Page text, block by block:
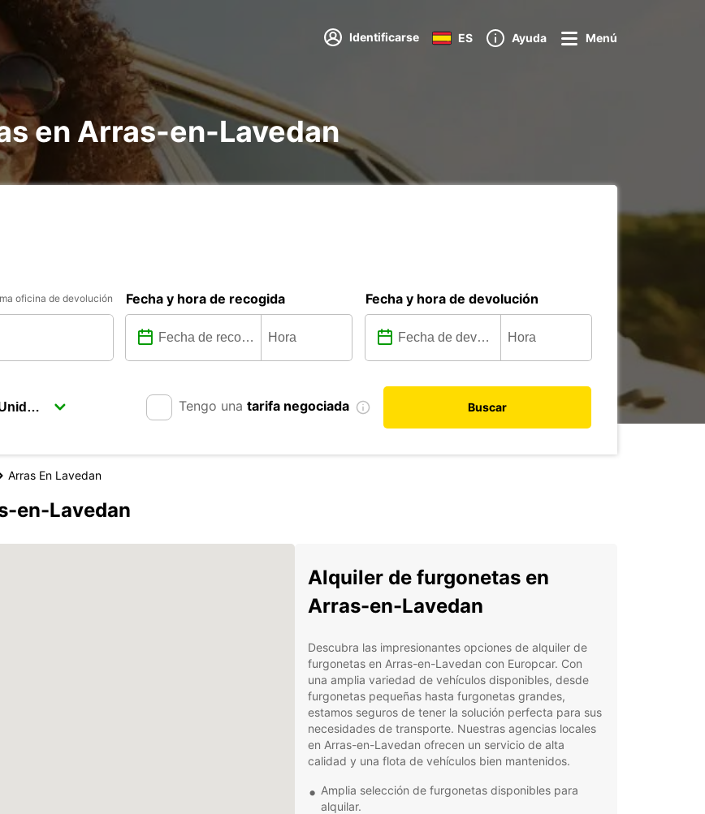
Identificarse ES Ayuda Menú
en Arras-en-Lavedan
oficina de devolución Fecha y hora de recogida Fecha y hora de devolución
Tengo una tarifa negociada Buscar
Arras En Lavedan
en-Lavedan
Alquiler de furgonetas en
Arras-en-Lavedan
Descubra las impresionantes opciones de alquiler de
furgonetas en Arras-en-Lavedan con Europcar. Con
una amplia variedad de vehículos disponibles, desde
furgonetas pequeñas hasta furgonetas grandes,
estamos seguros de tener la solución perfecta para sus
necesidades de transporte. Nuestras agencias locales
en Arras-en-Lavedan ofrecen un servicio de alta
calidad y una flota de vehículos bien mantenidos.
Amplia selección de furgonetas disponibles para
alquilar.